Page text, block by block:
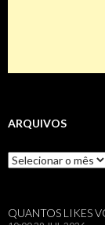
ARQUIVOS
Arquivos
QUANTOS LIKES